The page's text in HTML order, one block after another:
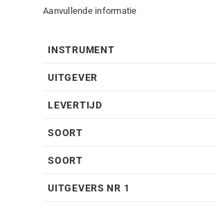
Aanvullende informatie
INSTRUMENT
UITGEVER
LEVERTIJD
SOORT
SOORT
UITGEVERS NR 1